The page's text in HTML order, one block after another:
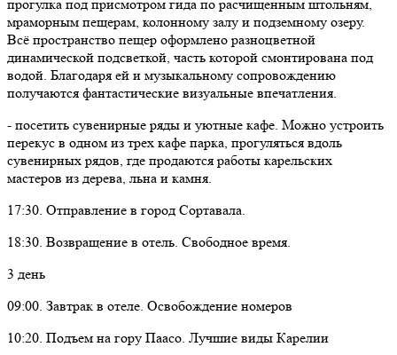
прогулка под присмотром гида по расчищенным штольням,
мраморным пещерам, колонному залу и подземному озеру.
Всё пространство пещер оформлено разноцветной
динамической подсветкой, часть которой смонтирована под
водой. Благодаря ей и музыкальному сопровождению
получаются фантастические визуальные впечатления.
- посетить сувенирные ряды и уютные кафе. Можно устроить
перекус в одном из трех кафе парка, прогуляться вдоль
сувенирных рядов, где продаются работы карельских
мастеров из дерева, льна и камня.
17:30. Отправление в город Сортавала.
18:30. Возвращение в отель. Свободное время.
3 день
09:00. Завтрак в отеле. Освобождение номеров
10:20. Подъем на гору Паасо. Лучшие виды Карелии